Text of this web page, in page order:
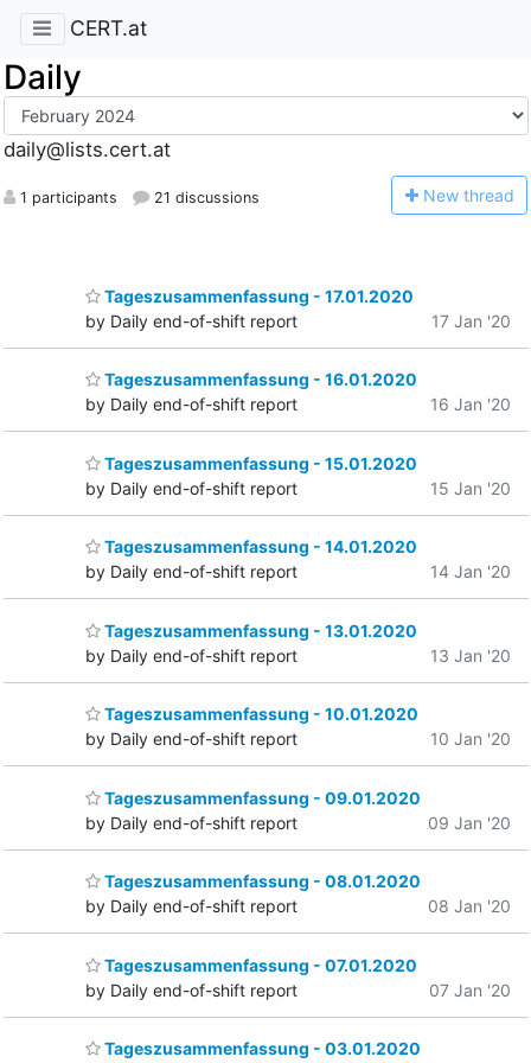
CERT.at
Daily
daily@lists.cert.at
1 participants 21 discussions New thread
Tageszusammenfassung - 17.01.2020
by Daily end-of-shift report
17 Jan '20
Tageszusammenfassung - 16.01.2020
by Daily end-of-shift report
16 Jan '20
Tageszusammenfassung - 15.01.2020
by Daily end-of-shift report
15 Jan '20
Tageszusammenfassung - 14.01.2020
by Daily end-of-shift report
14 Jan '20
Tageszusammenfassung - 13.01.2020
by Daily end-of-shift report
13 Jan '20
Tageszusammenfassung - 10.01.2020
by Daily end-of-shift report
10 Jan '20
Tageszusammenfassung - 09.01.2020
by Daily end-of-shift report
09 Jan '20
Tageszusammenfassung - 08.01.2020
by Daily end-of-shift report
08 Jan '20
Tageszusammenfassung - 07.01.2020
by Daily end-of-shift report
07 Jan '20
Tageszusammenfassung - 03.01.2020